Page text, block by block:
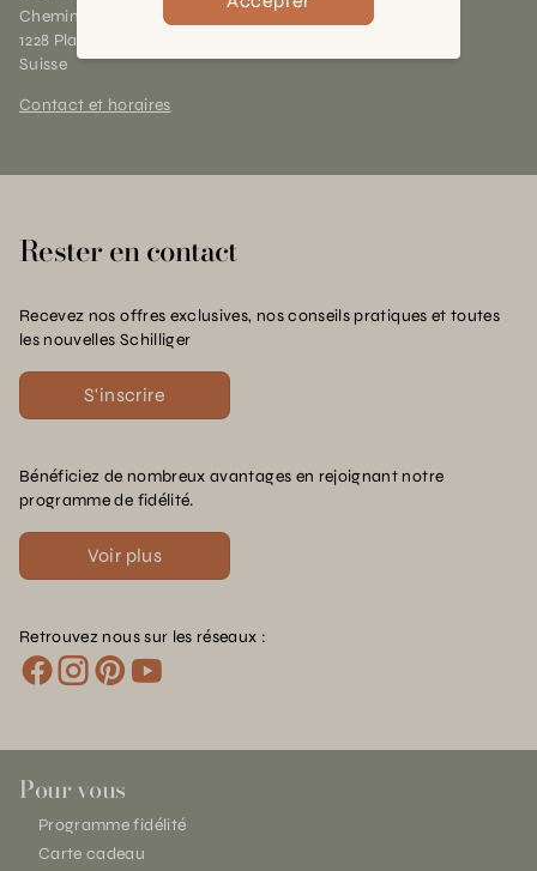
Chemin des Charrotons 25
1228 Plan-les-Ouates (GE)
Suisse
Contact et horaires
Rester en contact
Recevez nos offres exclusives, nos conseils pratiques et toutes
les nouvelles Schilliger
S'inscrire
Bénéficiez de nombreux avantages en rejoignant notre
programme de fidélité.
Voir plus
Retrouvez nous sur les réseaux :
Pour vous
Programme fidélité
Carte cadeau